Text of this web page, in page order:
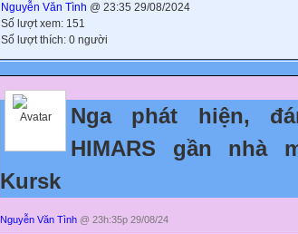
Nguyễn Văn Tình @ 23:35 29/08/2024
Số lượt xem: 151
Số lượt thích: 0 người
Nga phát hiện,
HIMARS gần nhà
Kursk
Nguyễn Văn Tình @ 23h:35p 29/08/24